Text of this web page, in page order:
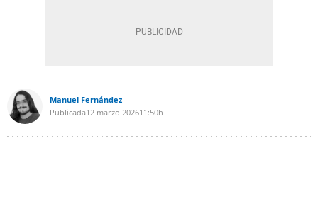
Manuel Fernández
Publicada12 marzo 202611:50h